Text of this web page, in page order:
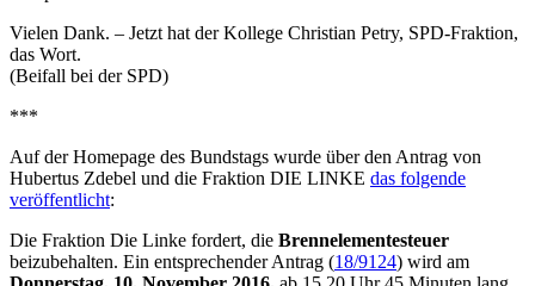
Vielen Dank. – Jetzt hat der Kollege Christian Petry, SPD-Fraktion,
das Wort.
(Beifall bei der SPD)
***
Auf der Homepage des Bundstags wurde über den Antrag von
Hubertus Zdebel und die Fraktion DIE LINKE das folgende
veröffentlicht:
Die Fraktion Die Linke fordert, die Brennelementesteuer
beizubehalten. Ein entsprechender Antrag (18/9124) wird am